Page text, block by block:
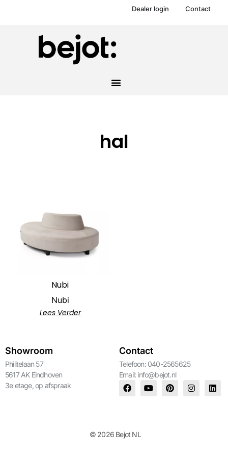
Dealer login Contact
hal
Nubi
Nubi
Lees Verder
Showroom
Philitelaan 57
5617 AK Eindhoven
3e etage, op afspraak
Contact
Telefoon: 040-2565625
Email: info@bejot.nl
© 2026 Bejot NL